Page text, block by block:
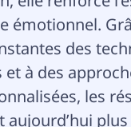
émotionnel.
des
à des
les
aujourd’hui